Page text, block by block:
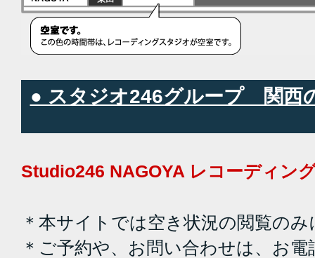
● スタジオ246グループ 関西
Studio246 NAGOYA レコーディン
＊本サイトでは空き状況の閲覧の
＊ご予約や、お問い合わせは、お